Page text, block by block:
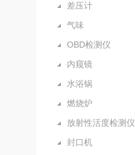
差压计
气味
OBD检测仪
内窥镜
水浴锅
燃烧炉
放射性活度检测仪
封口机